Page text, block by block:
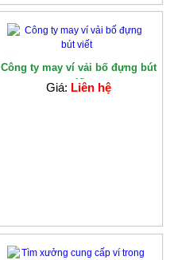
Công ty may ví vải bố đựng bút
viết
Giá: Liên hệ